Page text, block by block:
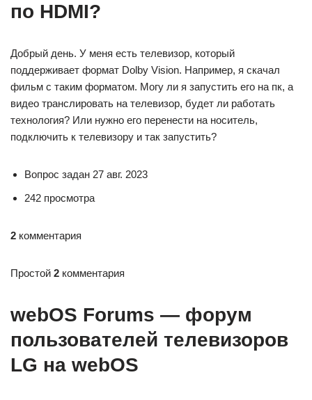
по HDMI?
Добрый день. У меня есть телевизор, который
поддерживает формат Dolby Vision. Например, я скачал
фильм с таким форматом. Могу ли я запустить его на пк, а
видео транслировать на телевизор, будет ли работать
технология? Или нужно его перенести на носитель,
подключить к телевизору и так запустить?
Вопрос задан 27 авг. 2023
242 просмотра
2 комментария
Простой 2 комментария
webOS Forums — форум
пользователей телевизоров
LG на webOS